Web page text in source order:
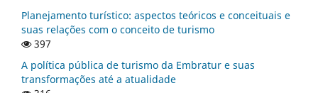
Planejamento turístico: aspectos teóricos e conceituais e
suas relações com o conceito de turismo
397
A política pública de turismo da Embratur e suas
transformações até a atualidade